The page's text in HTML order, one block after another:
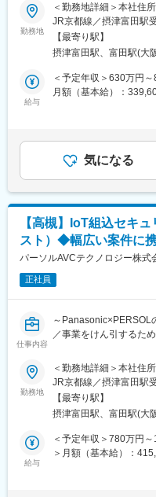
∟ユーザーインターフ
・商品開発の一連の流
・組込ソフトウェア開
発のすべてを習得できる
■当社の魅力
◇ハイレベルなチーム
ビジネスパートナーと
件が9割以上。
◇店頭に並ぶ商品開発
約7割の案件がパナソ
で、IT全盛における確
◇学ぶ・挑戦できる環
変更の範囲：会社が定
場合は出向先の定める職
当社はAI、IoT、クラウ
ドの知見を持っており
す。
◇取引先例：（製造業）
メーカー/計測・放送機
など（研究機関）自動
ュリティ対策を担当い
ェアの脆弱性評価、暗
定義・基本設計・詳細
・レイアウトフリーテ
・冷蔵庫カメラ開発
・ケーブルテレビ向け
■魅力
・生活家電の機能をさ
献できる
∟ユーザーインターフ
・商品開発の一連の流
・組込ソフトウェア開
発のすべてを習得できる
■当社の魅力
◇ハイレベルなチーム
勤務地
＜勤務地詳細＞本社住
JR京都線／摂津富田駅
会社の定める事業所
【最寄り駅】
摂津富田駅、富田駅(大
給与
＜予定年収＞630万円
月額（基本給）：
気になる
【高槻】IoT組込セキ
スト）◆幅広い案件に
パーソルAVCテクノロジー株式
正社員
仕事内容
～Panasonic×PERSOL
／事業をけん引するた
当社はAI、IoT、クラウ
ドの知見を持っており
す。
◇取引先例：（製造業）
メーカー/計測・放送
など（研究機関）自動
勤務地
＜勤務地詳細＞本社住
JR京都線／摂津富田駅
会社の定める事業所
【最寄り駅】
摂津富田駅、富田駅(大
給与
＜予定年収＞780万円
＞月額（基本給）：